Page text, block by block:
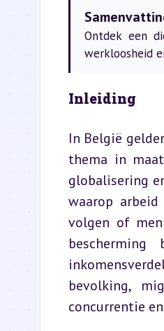
Ontdek een
werkloosheid
Inleiding
In België
thema in
globalisering
waarop
volgen of
bevolking,
concurrentie